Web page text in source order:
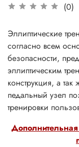
(0)
Эллиптические
согласно всем
безопасности,
эллиптическим
конструкция, а
педальный узел
тренировки